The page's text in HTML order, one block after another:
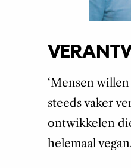
‘Mensen
steeds vaker
ontwikkelen
helemaal